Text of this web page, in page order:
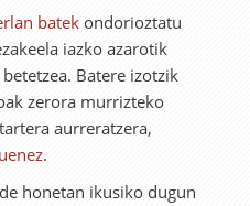
batek ondorioztatu
iazko azarotik
Batere izotzik
zerora murrizteko
aurreratzera,
.
honetan ikusiko dugun